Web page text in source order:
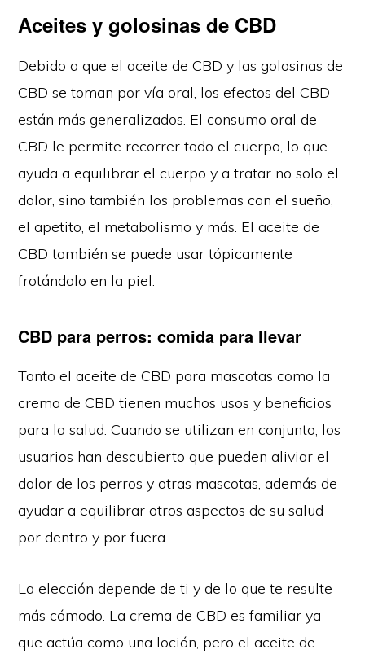
Aceites y golosinas de CBD
Debido a que el aceite de CBD y las golosinas de
CBD se toman por vía oral, los efectos del CBD
están más generalizados. El consumo oral de
CBD le permite recorrer todo el cuerpo, lo que
ayuda a equilibrar el cuerpo y a tratar no solo el
dolor, sino también los problemas con el sueño,
el apetito, el metabolismo y más. El aceite de
CBD también se puede usar tópicamente
frotándolo en la piel.
CBD para perros: comida para llevar
Tanto el aceite de CBD para mascotas como la
crema de CBD tienen muchos usos y beneficios
para la salud. Cuando se utilizan en conjunto, los
usuarios han descubierto que pueden aliviar el
dolor de los perros y otras mascotas, además de
ayudar a equilibrar otros aspectos de su salud
por dentro y por fuera.
La elección depende de ti y de lo que te resulte
más cómodo. La crema de CBD es familiar ya
que actúa como una loción, pero el aceite de